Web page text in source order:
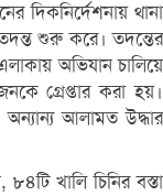
দিকনির্দেশনায় থানা
শুরু করে। তদন্তের
অভিযান চালিয়ে
গ্রেপ্তার করা হয়।
অন্যান্য আলামত উদ্ধার
খালি চিনির বস্তা